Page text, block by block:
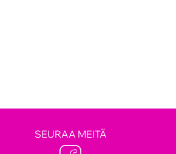
SEURAA MEITÄ